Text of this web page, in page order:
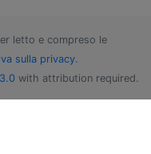
letto e compreso le
sulla privacy.
with attribution required.